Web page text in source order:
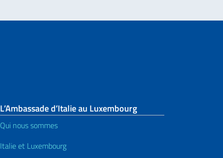
L’Ambassade d’Italie au Luxembourg
Qui nous sommes
Italie et Luxembourg